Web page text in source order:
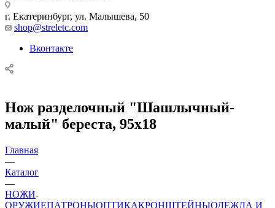
г. Екатеринбург, ул. Малышева, 50
shop@streletc.com
Вконтакте
Нож разделочный "Шашлычный-
малый" береста, 95х18
Главная
—
Каталог
—
НОЖИ
ОРУЖИЕПАТРОНЫОПТИКАКРОНШТЕЙНЫОДЕЖДА И